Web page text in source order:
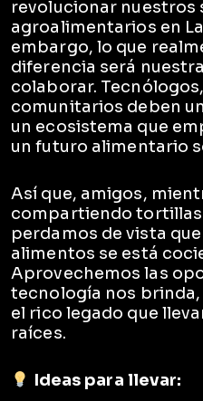
revolucionar nuestros
agroalimentarios en
embargo, lo que
diferencia será
colaborar.
comunitarios deben
un ecosistema que
un futuro alimentario
Así que, amigos,
compartiendo tortillas
perdamos de vista
alimentos se está
Aprovechemos las
tecnología nos
el rico legado que
raíces.
Ideas para llevar: